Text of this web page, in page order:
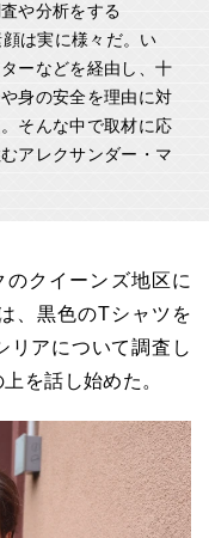
や分析をする
は実に様々だ。い
ーなどを経由し、十
身の安全を理由に対
そんな中で取材に応
アレクサンダー・マ
クイーンズ地区に
、黒色のTシャツを
リアについて調査し
を話し始めた。